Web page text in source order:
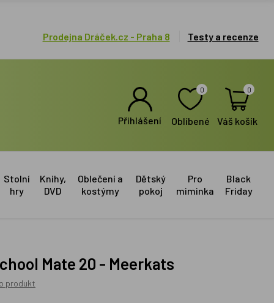
Prodejna Dráček.cz - Praha 8 Testy a recenze
Přihlášení
0
Oblíbené
0
Váš košík
Stolní
hry
Knihy,
DVD
Oblečení a
kostýmy
Dětský
pokoj
Pro
miminka
Black
Friday
Mate 20 - Meerkats
produkt